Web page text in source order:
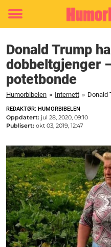
Toggle
Donald Trump
dobbeltgjenger
potetbonde
Humorbibelen » Internett »
REDAKTØR: HUMORBIBELEN
Oppdatert: jul 28, 2020, 09:10
Publisert: okt 03, 2019, 12:47